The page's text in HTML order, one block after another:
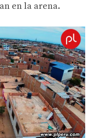
en la arena.